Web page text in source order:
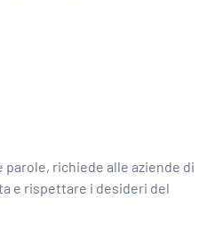
parole, richiede alle aziende di
e rispettare i desideri del